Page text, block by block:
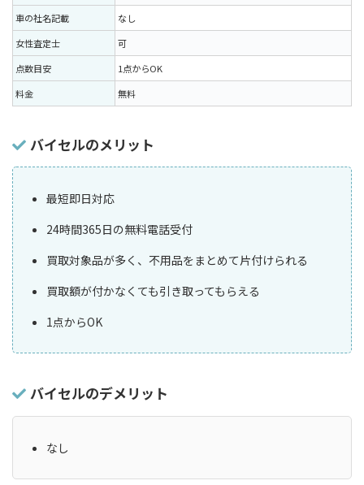
車の社名記載
なし
女性査定士
可
点数目安
1点からOK
料金
無料
バイセルのメリット
最短即日対応
24時間365日の無料電話受付
買取対象品が多く、不用品をまとめて片付けられる
買取額が付かなくても引き取ってもらえる
1点からOK
バイセルのデメリット
なし